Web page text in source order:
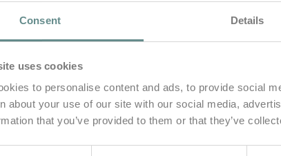
Consent Details
uses cookies
to personalise content and ads, to provide social
about your use of our site with our social media,
that you’ve provided to them or that they’ve
Notfall